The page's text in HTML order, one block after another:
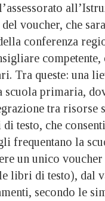
voucher, che
conferenza
Tra queste: una
primaria,
tra risorse
testo, che
frequentano la
un unico
libri di testo), dal
secondo le